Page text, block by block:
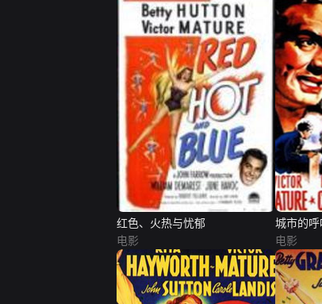
红色、火热与忧郁
电影
城市的呼
电影